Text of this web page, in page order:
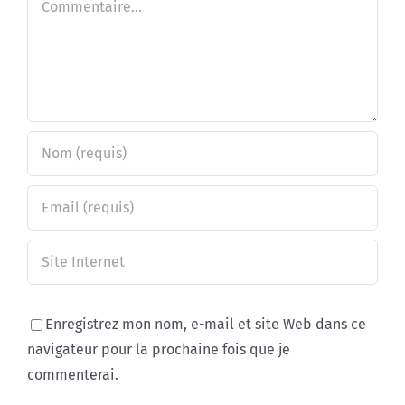
Enregistrez mon nom, e-mail et site Web dans ce
navigateur pour la prochaine fois que je
commenterai.